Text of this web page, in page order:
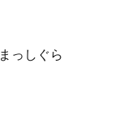
まっしぐら